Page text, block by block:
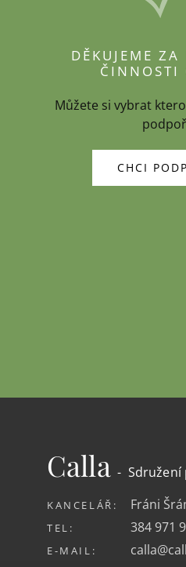
DĚKUJEME ZA
ČINNOSTI
Můžete si vybrat
CHCI
Calla- Sdružení
KANCELÁŘ: Fráni
TEL: 384 971
E-MAIL: